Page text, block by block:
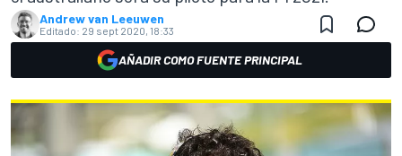
Andrew van Leeuwen
Editado: 29 sept 2020, 18:33
AÑADIR COMO FUENTE PRINCIPAL